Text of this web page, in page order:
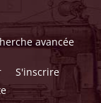
avancée
S'inscrire